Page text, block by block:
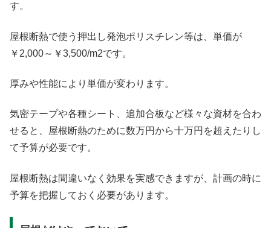
す。
屋根断熱で使う押出し発泡ポリスチレン等は、単価が
￥2,000～￥3,500/m2です。
厚みや性能により単価が変わります。
気密テープや各種シート、追加合板など様々な資材を合わ
せると、屋根断熱のために数万円から十万円を超えたりし
て予算が必要です。
屋根断熱は間違いなく効果を実感できますが、計画の時に
予算を把握しておく必要があります。